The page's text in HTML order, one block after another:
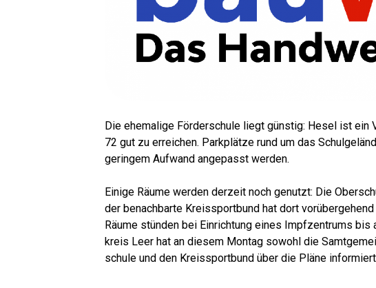
Die ehe­ma­li­ge För­der­schu­le liegt güns­tig: Hesel ist ein
72 gut zu errei­chen. Park­plät­ze rund um das
gerin­gem Auf­wand ange­passt werden.
Eini­ge Räu­me wer­den der­zeit noch genutzt: Die
der benach­bar­te Kreis­sport­bund hat dort
Räu­me stün­den bei Ein­rich­tung eines Impf­zen­trums
kreis Leer hat an die­sem Mon­tag sowohl die
schu­le und den Kreis­sport­bund über die Plä­ne